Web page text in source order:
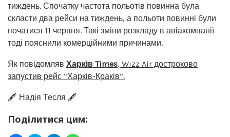
тиждень. Спочатку частота польотів повинна була
скласти два рейси на тиждень, а польоти повинні були
початися 11 червня. Такі зміни розкладу в авіакомпанії
тоді пояснили комерційними причинами.
Як повідомляв Харків Times, Wizz Air достроково
запустив рейс “Харків-Краків”.
🖋️ Надія Тесля 🖋️
Поділитися цим: